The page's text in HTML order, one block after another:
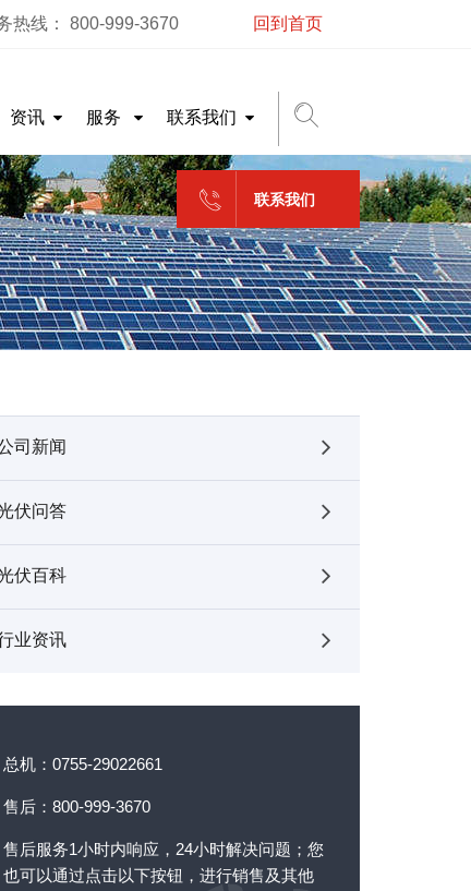
热线： 800-999-3670 回到首页
资讯 服务 联系我们
联系我们
司新闻
伏问答
伏百科
业资讯
总机：0755-29022661
售后：800-999-3670
售后服务1小时内响应，24小时解决问题；您
也可以通过点击以下按钮，进行销售及其他